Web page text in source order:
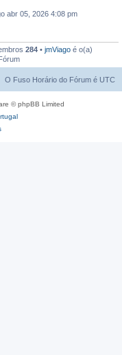
abr 05, 2026 4:08 pm
284 • jmViago é o(a)
O Fuso Horário do Fórum é UTC
© phpBB Limited